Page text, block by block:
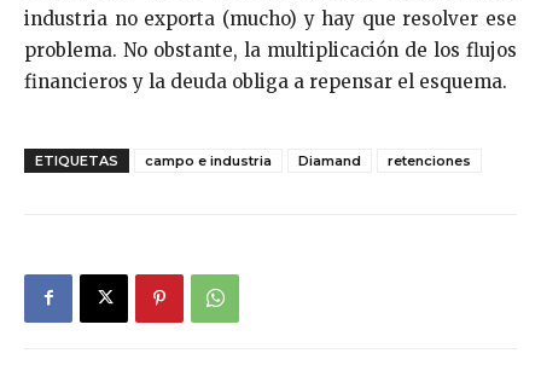
industria no exporta (mucho) y hay que resolver ese
problema. No obstante, la multiplicación de los flujos
financieros y la deuda obliga a repensar el esquema.
ETIQUETAS campo e industria Diamand retenciones